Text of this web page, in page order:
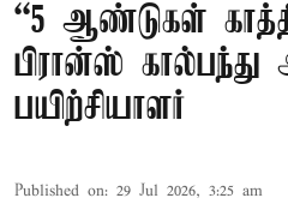
“5 ஆண்டுகள்
பிரான்ஸ் கால்பந்து
பயிற்சியாளர்
Published on: 29 Jul 2026, 3:25 am